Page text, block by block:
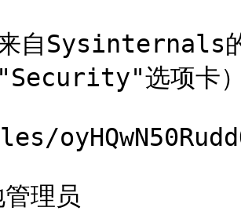
来自
"Security"选项卡
理员